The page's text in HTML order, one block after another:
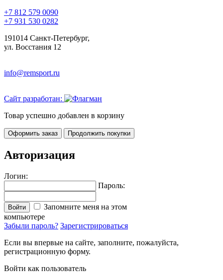
+7 812 579 0090
+7 931 530 0282
191014 Санкт-Петербург,
ул. Восстания 12
info@remsport.ru
Сайт разработан:
Товар успешно добавлен в корзину
Оформить заказ Продолжить покупки
Авторизация
Логин:
Пароль:
Войти
Запомните меня на этом
компьютере
Забыли пароль? Зарегистрироваться
Если вы впервые на сайте, заполните, пожалуйста,
регистрационную форму.
Войти как пользователь